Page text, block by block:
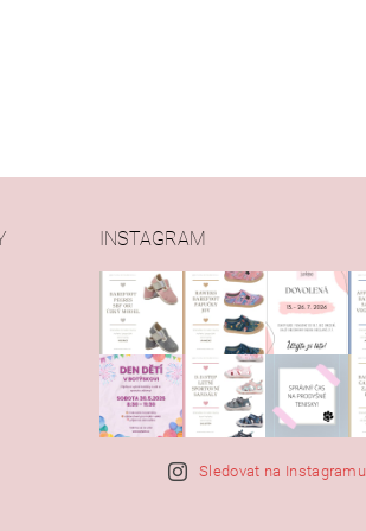
INSTAGRAM
Sledovat na Instagramu